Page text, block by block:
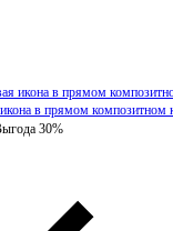
в прямом композитном
30%